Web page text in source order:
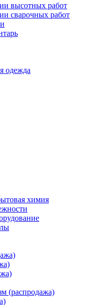
высотных работ
сварочных работ
одежда
химия
(распродажа)